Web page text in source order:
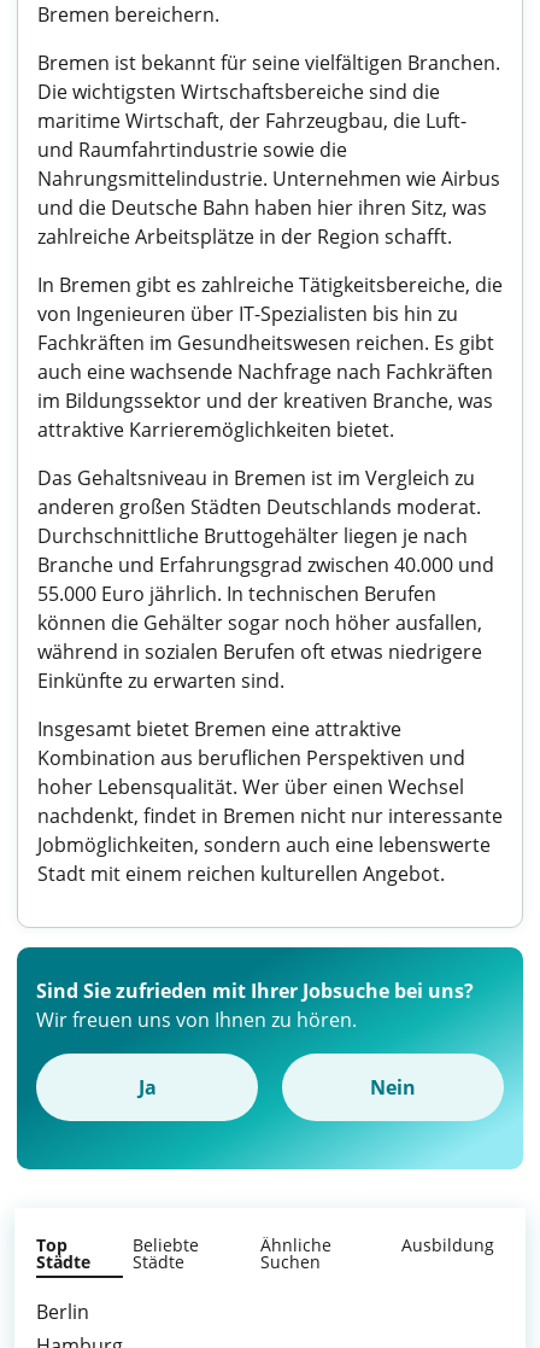
Bremen bereichern.
Bremen ist bekannt für seine vielfältigen Branchen.
Die wichtigsten Wirtschaftsbereiche sind die
maritime Wirtschaft, der Fahrzeugbau, die Luft-
und Raumfahrtindustrie sowie die
Nahrungsmittelindustrie. Unternehmen wie Airbus
und die Deutsche Bahn haben hier ihren Sitz, was
zahlreiche Arbeitsplätze in der Region schafft.
In Bremen gibt es zahlreiche Tätigkeitsbereiche, die
von Ingenieuren über IT-Spezialisten bis hin zu
Fachkräften im Gesundheitswesen reichen. Es gibt
auch eine wachsende Nachfrage nach Fachkräften
im Bildungssektor und der kreativen Branche, was
attraktive Karrieremöglichkeiten bietet.
Das Gehaltsniveau in Bremen ist im Vergleich zu
anderen großen Städten Deutschlands moderat.
Durchschnittliche Bruttogehälter liegen je nach
Branche und Erfahrungsgrad zwischen 40.000 und
55.000 Euro jährlich. In technischen Berufen
können die Gehälter sogar noch höher ausfallen,
während in sozialen Berufen oft etwas niedrigere
Einkünfte zu erwarten sind.
Insgesamt bietet Bremen eine attraktive
Kombination aus beruflichen Perspektiven und
hoher Lebensqualität. Wer über einen Wechsel
nachdenkt, findet in Bremen nicht nur interessante
Jobmöglichkeiten, sondern auch eine lebenswerte
Stadt mit einem reichen kulturellen Angebot.
Sind Sie zufrieden mit Ihrer Jobsuche bei uns?
Wir freuen uns von Ihnen zu hören.
Ja Nein
Top
Städte
Beliebte
Städte
Ähnliche
Suchen
Ausbildung
Berlin